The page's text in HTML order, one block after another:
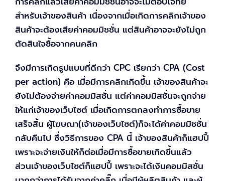
สำหรับเจ้าของสินค้า เนื่องจากเมื่อเกิดการคลิกเจ้าของ
สินค้าจะต้องเสียค่าคอมมิชชั่น แต่สินค้าอาจจะยังไม่ถูก
ตัดสินใจซื้อจากคนคลิก
จึงมีการเกิดรูปแบบที่ดีกว่า CPC เรียกว่า CPA (Cost
per action) คือ เมื่อมีการคลิกเกิดขึ้น เจ้าของสินค้าจะ
ยังไม่ต้องจ่ายค่าคอมมิสชั่น แต่ค่าคอมมิสชั่นจะถูกจ่าย
ให้แก่เจ้าของเว็บไซต์ เมื่อเกิดการตกลงทำการซื้อขาย
เสร็จสิ้น ผู้โฆษณา(เจ้าของเว็บไซต์)ก็จะได้ค่าคอมมิชชั่น
กลับคืนไป ซึ่งวิธีการของ CPA นี้ เจ้าของสินค้าก็แฮปปี้
เพราะจะจ่ายเงินให้ก็ต่อเมื่อมีการซื้อขายเกิดขึ้นแล้ว
ส่วนเจ้าของเว็บไซต์ก็แฮปปี้ เพราะจะได้เงินคอมมิสชั่น